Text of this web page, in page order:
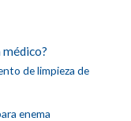
médico?
de limpieza de
enema